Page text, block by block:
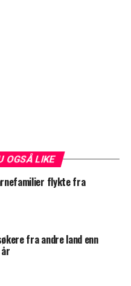
OGSÅ LIKE
flykte fra
fra andre land enn